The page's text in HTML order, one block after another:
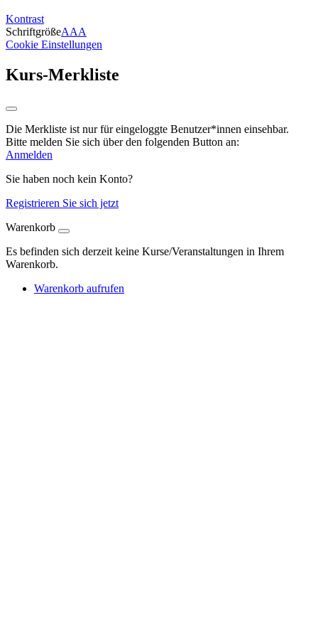
Kontrast
SchriftgrößeAAA
Cookie Einstellungen
Kurs-Merkliste
Die Merkliste ist nur für eingeloggte Benutzer*innen einsehbar.
Bitte melden Sie sich über den folgenden Button an:
Anmelden
Sie haben noch kein Konto?
Registrieren Sie sich jetzt
Warenkorb
Es befinden sich derzeit keine Kurse/Veranstaltungen in Ihrem
Warenkorb.
Warenkorb aufrufen